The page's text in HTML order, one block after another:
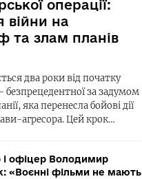
операції:
війни на
та злам планів
два роки від початку
безпрецедентної за задумом
яка перенесла бойові дії
агресора. Цей крок…
і офіцер Володимир
«Воєнні фільми не мають